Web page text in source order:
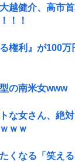
越健介、高市
！！
権利』が100
の南米女www
な女さん、絶
ｗｗ
くなる「笑え